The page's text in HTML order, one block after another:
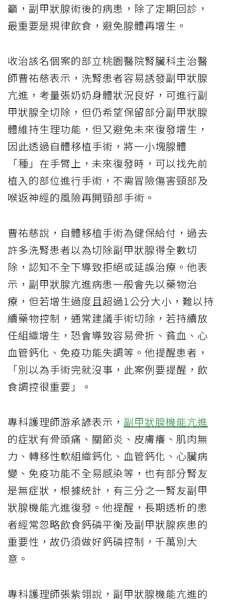
籲，副甲狀腺術後的病患，除了定期回診，
最重要是規律飲食，避免腺體再增生。
收治該名個案的部立桃園醫院腎臟科主治醫
師曹祐慈表示，洗腎患者容易誘發副甲狀腺
亢進，考量張奶奶身體狀況良好，可進行副
甲狀腺全切除，但仍希望保留部分副甲狀腺
體維持生理功能，但又避免未來復發增生，
因此透過自體移植手術，將一小塊腺體
「種」在手臂上，未來復發時，可以找先前
植入的部位進行手術，不需冒險傷害頸部及
喉返神經的風險再開頸部手術。
曹祐慈說，自體移植手術為健保給付，過去
許多洗腎患者以為切除副甲狀腺得全數切
除，認知不全下導致拒絕或延誤治療。他表
示，副甲狀腺亢進病患一般會先以藥物治
療，但若增生過度且超過1公分大小，難以持
續藥物控制，通常建議手術切除，若持續放
任組織增生，恐會導致容易骨折、貧血、心
血管鈣化、免疫功能失調等。他提醒患者，
「別以為手術完就沒事，此案例要提醒，飲
食調控很重要」。
專科護理師游承諺表示， 副甲狀腺機能亢進
的症狀有骨頭痛、關節炎、皮膚癢、肌肉無
力、轉移性軟組織鈣化、血管鈣化、心臟病
變、免疫功能不全易感染等，也有部分腎友
是無症狀，根據統計，有三分之一腎友副甲
狀腺機能亢進復發。他提醒，長期透析的患
者經常忽略飲食鈣磷平衡及副甲狀腺疾患的
重要性，故仍須做好鈣磷控制，千萬別大
意。
專科護理師張紫翎說，副甲狀腺機能亢進的